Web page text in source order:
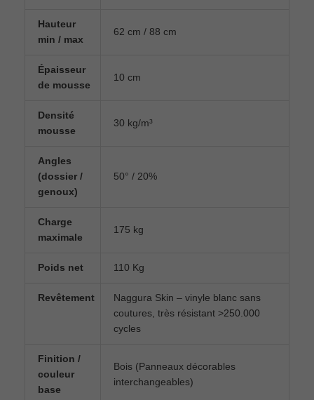
Hauteur
min / max
62 cm / 88 cm
Épaisseur
de mousse
10 cm
Densité
mousse
30 kg/m³
Angles
(dossier /
genoux)
50° / 20%
Charge
maximale
175 kg
Poids net 110 Kg
Revêtement
Naggura Skin – vinyle blanc sans
coutures, très résistant >250.000
cycles
Finition /
couleur
base
Bois (Panneaux décorables
interchangeables)